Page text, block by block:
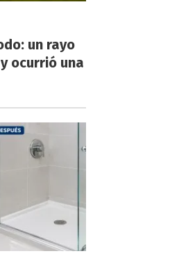
un rayo
ocurrió una